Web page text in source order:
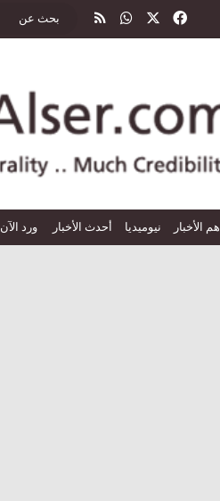
فيسبوك واتسابملخص الموقع RSS
اهم الأخبار نيوميديا أحدث الأخبار ورد الآن